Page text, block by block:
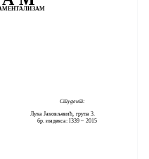
Студент:
група 3.
I339 – 2015